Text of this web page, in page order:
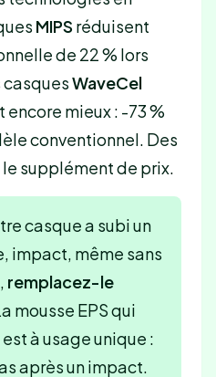
MIPS réduisent
de 22 % lors
casquesWaveCel
mieux : -73 %
conventionnel. Des
supplément de prix.
casque a subi un
impact, même sans
remplacez-le
mousse EPS qui
à usage unique :
après un impact.